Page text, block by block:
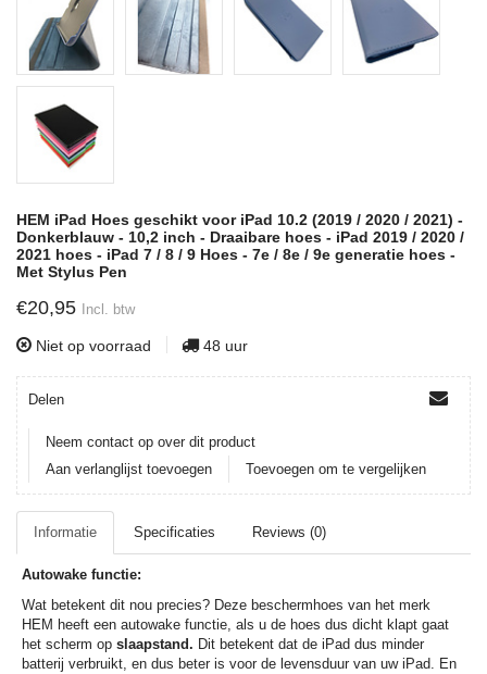
HEM iPad Hoes geschikt voor iPad 10.2 (2019 / 2020 / 2021) -
Donkerblauw - 10,2 inch - Draaibare hoes - iPad 2019 / 2020 /
2021 hoes - iPad 7 / 8 / 9 Hoes - 7e / 8e / 9e generatie hoes -
Met Stylus Pen
€20,95 Incl. btw
Niet op voorraad 48 uur
Delen
Neem contact op over dit product
Aan verlanglijst toevoegen
Toevoegen om te vergelijken
Informatie Specificaties Reviews (0)
Autowake functie:
Wat betekent dit nou precies? Deze beschermhoes van het merk
HEM heeft een autowake functie, als u de hoes dus dicht klapt gaat
het scherm op slaapstand. Dit betekent dat de iPad dus minder
batterij verbruikt, en dus beter is voor de levensduur van uw iPad. En